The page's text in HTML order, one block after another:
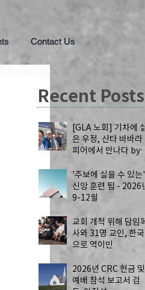
Contact Us
Recent Posts
[GLA 노회] 기차에 실
은 우정, 산타 바바라
피어에서 만나다 by
'주보에 실을 수 있는'
신앙 훈련 팁 - 2026년
9-12월
교회 개척 위해 담임목
사와 31명 교인, 한국
으로 역이민
2026년 CRC 헌금 및
예배 참석 보고서 검